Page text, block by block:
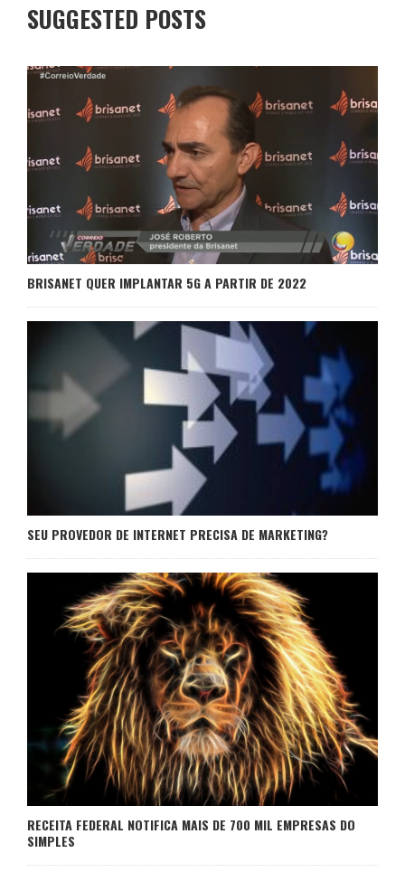
SUGGESTED POSTS
BRISANET QUER IMPLANTAR 5G A PARTIR DE 2022
SEU PROVEDOR DE INTERNET PRECISA DE MARKETING?
RECEITA FEDERAL NOTIFICA MAIS DE 700 MIL EMPRESAS DO
SIMPLES